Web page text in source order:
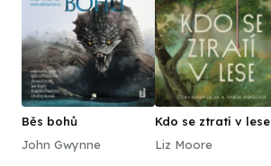
Běs bohů
John Gwynne
Kdo se ztratí v lese
Liz Moore